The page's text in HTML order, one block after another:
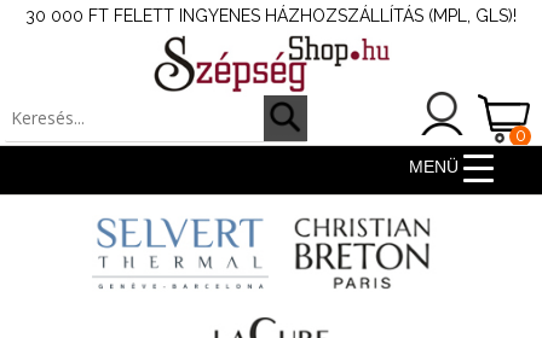
30 000 FT FELETT INGYENES HÁZHOZSZÁLLÍTÁS (MPL, GLS)!
0
MENÜ